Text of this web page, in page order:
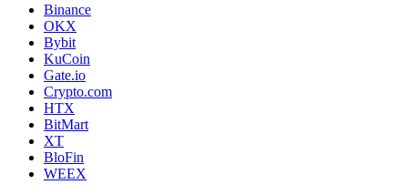
Binance
OKX
Bybit
KuCoin
Gate.io
Crypto.com
HTX
BitMart
XT
BloFin
WEEX